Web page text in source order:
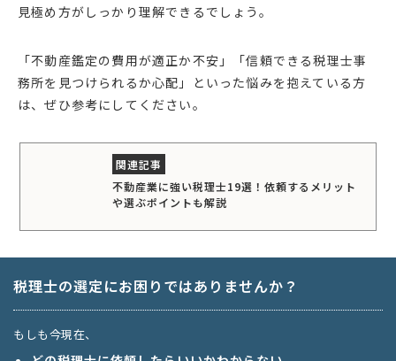
見極め方がしっかり理解できるでしょう。
「不動産鑑定の費用が適正か不安」「信頼できる税理士事
務所を見つけられるか心配」といった悩みを抱えている方
は、ぜひ参考にしてください。
不動産業に強い税理士19選！依頼するメリット
や選ぶポイントも解説
税理士の選定にお困りではありませんか？
もしも今現在、